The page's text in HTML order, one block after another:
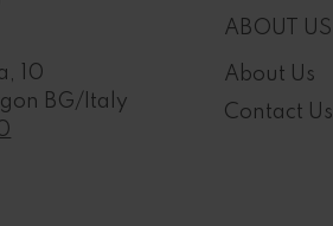
10
BG/Italy
ABOUT US
About Us
Contact Us